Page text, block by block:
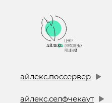
айлекс.поссервер
айлекс.селфчекаут